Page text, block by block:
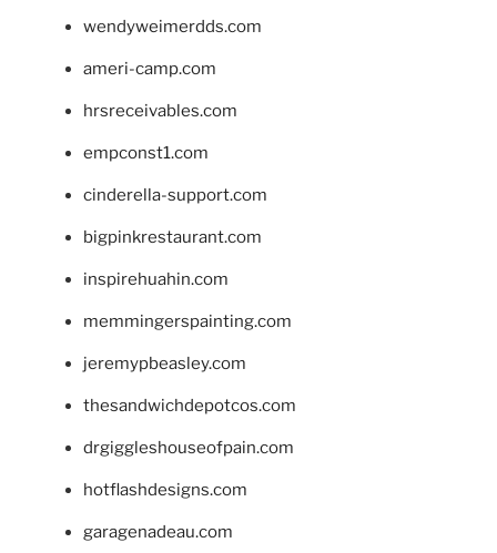
wendyweimerdds.com
ameri-camp.com
hrsreceivables.com
empconst1.com
cinderella-support.com
bigpinkrestaurant.com
inspirehuahin.com
memmingerspainting.com
jeremypbeasley.com
thesandwichdepotcos.com
drgiggleshouseofpain.com
hotflashdesigns.com
garagenadeau.com